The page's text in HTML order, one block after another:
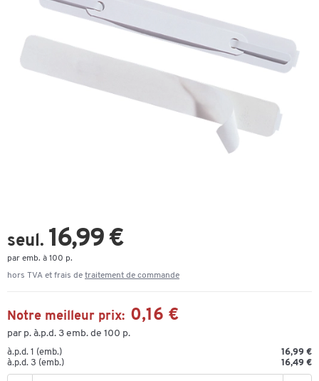
seul. 16,99 €
par emb. à 100 p.
hors TVA et frais de traitement de commande
Notre meilleur prix: 0,16 €
par p. à.p.d. 3 emb. de 100 p.
à.p.d. 1 (emb.)
16,99 €
à.p.d. 3 (emb.)
16,49 €